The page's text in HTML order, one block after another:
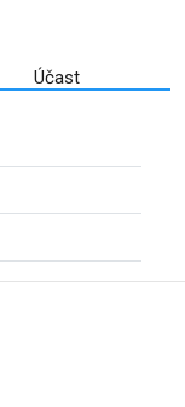
Účast